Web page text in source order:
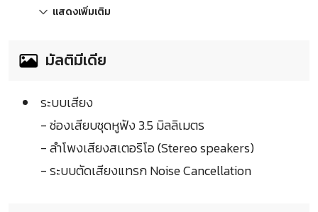
แสดงเพิ่มเติม
มัลติมีเดีย
ระบบเสียง
- ช่องเสียบชุดหูฟัง 3.5 มิลลิเมตร
- ลำโพงเสียงสเตอริโอ (Stereo speakers)
- ระบบตัดเสียงแทรก Noise Cancellation